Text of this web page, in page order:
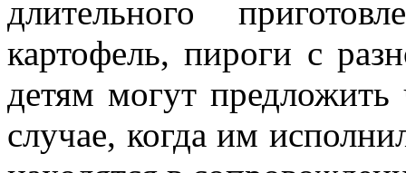
длительного
картофель, пироги с
детям могут
случае, когда им